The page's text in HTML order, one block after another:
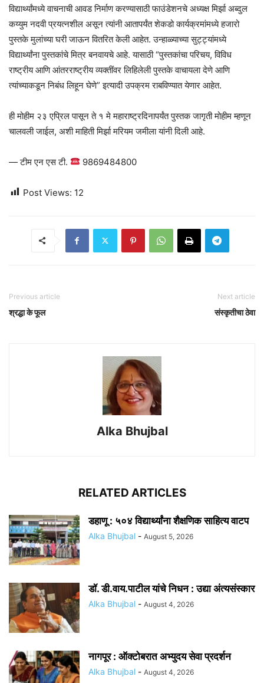
विद्यार्थ्यांमध्ये वाचनाची आवड निर्माण करण्यासाठी फाउंडेशनचे अध्यक्ष मिर्झा अब्दुल
कय्युम नदवी प्रयत्नशील असून त्यांनी आतापर्यंत शेकडो कार्यक्रमांमध्ये हजारो
पुस्तके मुलांच्या घरी जाऊन वितरित केली आहेत. उन्हाळ्याच्या सुट्ट्यांमध्ये
विद्यार्थ्यांना पुस्तकांचे मित्र बनवायचे आहे. यासाठी “पुस्तकांचा परिचय, विविध
राष्ट्रीय आणि आंतरराष्ट्रीय व्यक्तींवर लिहिलेली पुस्तके वाचायला देणे आणि
त्यांच्याकडून निबंध लिहून घेणे” इत्यादी उपक्रम राबविण्यात येणार आहेत.
ही मोहीम २३ एप्रिल पासून ते १ मे महाराष्ट्रदिनापर्यंत पुस्तक जागृती मोहीम म्हणून
चालवली जाईल, अशी माहिती मिर्झा मरियम जमीला यांनी दिली आहे.
— टीम एन एस टी. 9869484800
Post Views: 12
Previous article
श्रद्धा के फूल
Next article
संस्कृतीचा ठेवा
Alka Bhujbal
RELATED ARTICLES
डहाणू : ५०४ विद्यार्थ्यांना शैक्षणिक साहित्य वाटप
Alka Bhujbal - August 5, 2026
डॉ. डी.वाय.पाटील यांचे निधन : उद्या अंत्यसंस्कार
Alka Bhujbal - August 4, 2026
नागपूर : ऑक्टोबरात अभ्युदय सेवा प्रदर्शन
Alka Bhujbal - August 4, 2026